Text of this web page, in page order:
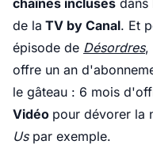
chaînes incluses dans
de la TV by Canal. Et
épisode de Désordres,
offre un an
le gâteau : 6 mois
Vidéo pour dévorer la
Uspar exemple.